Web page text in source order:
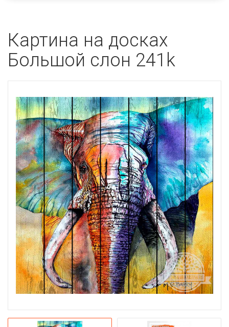
Картина на досках
Большой слон 241k